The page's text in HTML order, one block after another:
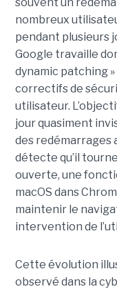
nombreux
pendant plusieurs
Google travaille
dynamic patching
correctifs de
utilisateur.
jour quasiment
des redémarrages
détecte qu’il
ouverte, une
macOS dans
maintenir le
intervention de
Cette évolution
observé dans la